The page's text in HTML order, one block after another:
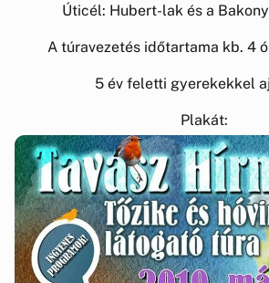
Úticél: Hubert-lak és a
A túravezetés időtartama kb. 4
5 év feletti gyerekekkel
Plakát: